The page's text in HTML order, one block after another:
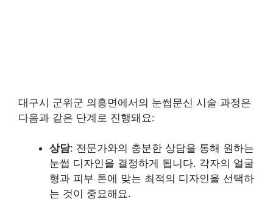
대구시 군위군 의흥면에서의 눈썹문신 시술 과정은
다음과 같은 단계로 진행돼요:
상담: 전문가와의 충분한 상담을 통해 원하는
눈썹 디자인을 결정하게 됩니다. 각자의 얼굴
형과 피부 톤에 맞는 최적의 디자인을 선택하
는 것이 중요해요.